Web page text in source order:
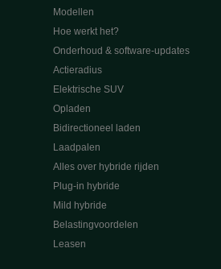
Modellen
Hoe werkt het?
Onderhoud & software-updates
Actieradius
Elektrische SUV
Opladen
Bidirectioneel laden
Laadpalen
Alles over hybride rijden
Plug-in hybride
Mild hybride
Belastingvoordelen
Leasen